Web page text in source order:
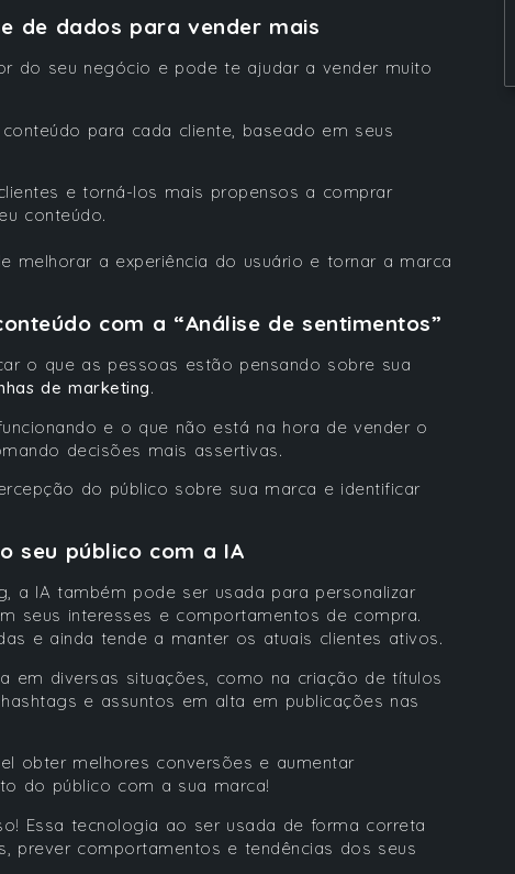
de dados para vender mais
do seu negócio e pode te ajudar a vender muito
para cada cliente, baseado em seus
e torná-los mais propensos a comprar
conteúdo.
melhorar a experiência do usuário e tornar a marca
com a “Análise de sentimentos”
o que as pessoas estão pensando sobre sua
de marketing.
e o que não está na hora de vender o
decisões mais assertivas.
do público sobre sua marca e identificar
seu público com a IA
a IA também pode ser usada para personalizar
seus interesses e comportamentos de compra.
e ainda tende a manter os atuais clientes ativos.
em diversas situações, como na criação de títulos
e assuntos em alta em publicações nas
obter melhores conversões e aumentar
do público com a sua marca!
Essa tecnologia ao ser usada de forma correta
prever comportamentos e tendências dos seus